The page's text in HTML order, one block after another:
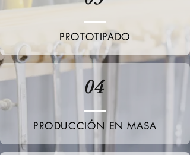
PROTOTIPADO
04
PRODUCCIÓN EN MASA